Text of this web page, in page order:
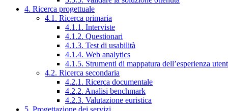
4. Ricerca progettuale
4.1. Ricerca primaria
4.1.1. Interviste
4.1.2. Questionari
4.1.3. Test di usabilità
4.1.4. Web analytics
4.1.5. Strumenti di mappatura dell’esperienza
4.2. Ricerca secondaria
4.2.1. Ricerca documentale
4.2.2. Analisi benchmark
4.2.3. Valutazione euristica
5. Progettazione dei servizi